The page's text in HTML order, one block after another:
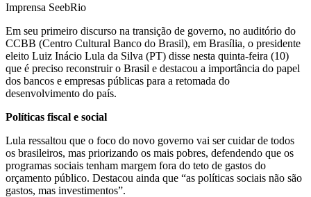
Imprensa SeebRio
Em seu primeiro discurso na transição de governo, no auditório do
CCBB (Centro Cultural Banco do Brasil), em Brasília, o presidente
eleito Luiz Inácio Lula da Silva (PT) disse nesta quinta-feira (10)
que é preciso reconstruir o Brasil e destacou a importância do papel
dos bancos e empresas públicas para a retomada do
desenvolvimento do país.
Políticas fiscal e social
Lula ressaltou que o foco do novo governo vai ser cuidar de todos
os brasileiros, mas priorizando os mais pobres, defendendo que os
programas sociais tenham margem fora do teto de gastos do
orçamento público. Destacou ainda que “as políticas sociais não são
gastos, mas investimentos”.